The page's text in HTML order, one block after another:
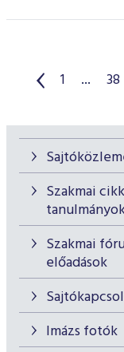
Szakmai
Szakmai
előadások
Imázs fotók
1 ... 38